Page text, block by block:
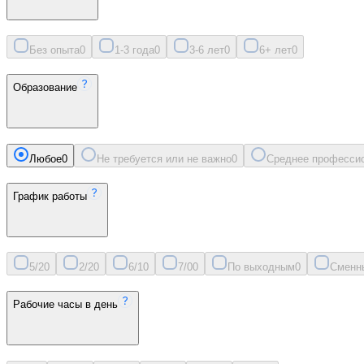
Без опыта0 1-3 года0 3-6 лет0 6+ лет0
Образование
Любое0 Не требуется или не важно0 Среднее
График работы
5/20 2/20 6/10 7/00 По выходным0
Рабочие часы в день